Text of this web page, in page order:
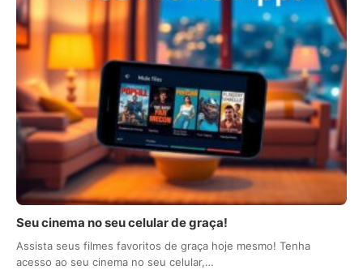
Seu cinema no seu celular de graça!
Assista seus filmes favoritos de graça hoje mesmo! Tenha
acesso ao seu cinema no seu celular,…